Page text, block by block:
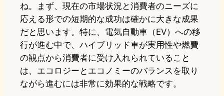
ね。まず、現在の市場状況と消費者のニーズに
応える形での短期的な成功は確かに大きな成果
だと思います。特に、電気自動車（EV）への移
行が進む中で、ハイブリッド車が実用性や燃費
の観点から消費者に受け入れられていること
は、エコロジーとエコノミーのバランスを取り
ながら進むには非常に効果的な戦略です。